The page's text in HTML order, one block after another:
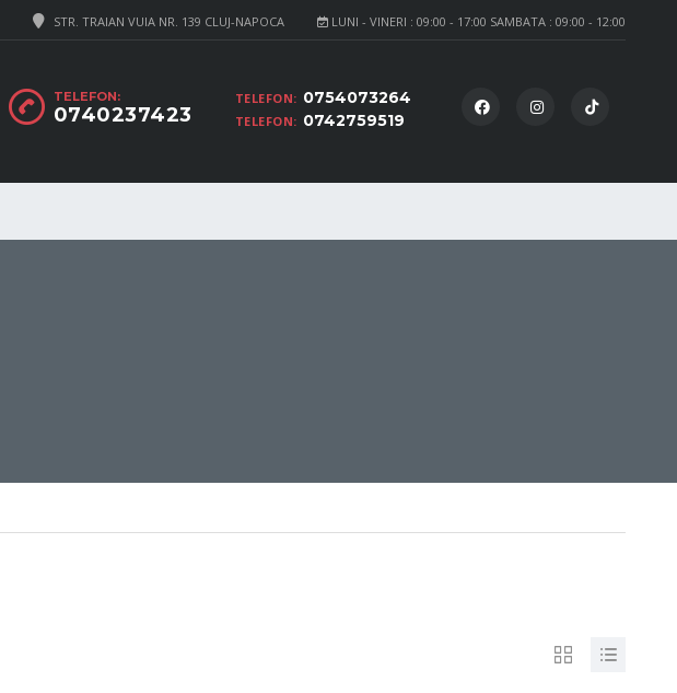
LUNI - VINERI : 09:00 - 17:00 SAMBATA : 09:00 - 12:00
STR. TRAIAN VUIA NR. 139 CLUJ-NAPOCA
TELEFON: 0754073264
TELEFON: 0742759519
TELEFON:
0740237423